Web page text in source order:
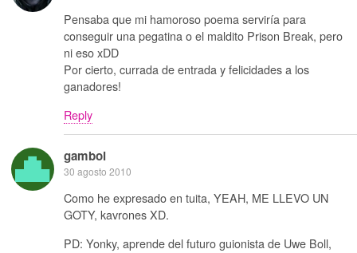
Pensaba que mi hamoroso poema serviría para
conseguir una pegatina o el maldito Prison Break, pero
ni eso xDD
Por cierto, currada de entrada y felicidades a los
ganadores!
Reply
gamboi
30 agosto 2010
Como he expresado en tuita, YEAH, ME LLEVO UN
GOTY, kavrones XD.
PD: Yonky, aprende del futuro guionista de Uwe Boll,